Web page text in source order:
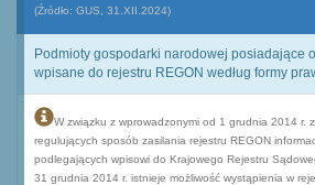
(Źródło: GUS, 31.XII.2024)
Podmioty gospodarki narodowej posiadające
wpisane do rejestru REGON według formy
W związku z wprowadzonymi od 1 grudnia 2014 r.
regulujących sposób zasilania rejestru REGON
podlegających wpisowi do Krajowego Rejestru
31 grudnia 2014 r. istnieje możliwość wystąpienia w